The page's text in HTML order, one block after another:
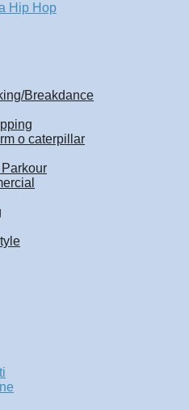
Hip Hop
Breakdance
o caterpillar